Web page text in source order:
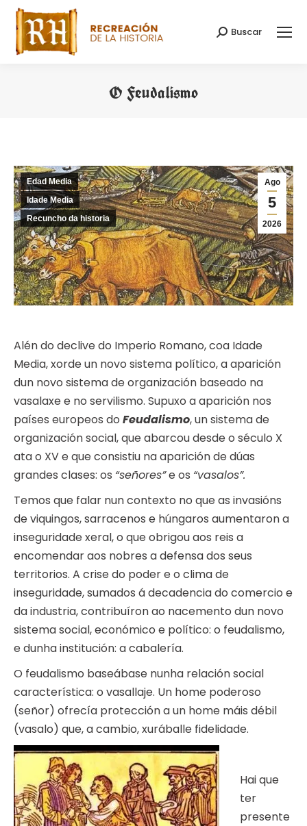
Search:
Buscar
O Feudalismo
Ago
5
2026
Edad Media
Idade Media
Recuncho da historia
Alén do declive do Imperio Romano, coa Idade
Media, xorde un novo sistema político, a aparición
dun novo sistema de organización baseado na
vasalaxe e no servilismo. Supuxo a aparición nos
países europeos do Feudalismo, un sistema de
organización social, que abarcou desde o século X
ata o XV e que consistiu na aparición de dúas
grandes clases: os “señores”e os “vasalos”.
Temos que falar nun contexto no que as invasións
de viquingos, sarracenos e húngaros aumentaron a
inseguridade xeral, o que obrigou aos reis a
encomendar aos nobres a defensa dos seus
territorios. A crise do poder e o clima de
inseguridade, sumados á decadencia do comercio e
da industria, contribuíron ao nacemento dun novo
sistema social, económico e político: o feudalismo,
e dunha institución: a cabalería.
O feudalismo baseábase nunha relación social
característica: o vasallaje. Un home poderoso
(señor) ofrecía protección a un home máis débil
(vasalo) que, a cambio, xuráballe fidelidade.
Hai que
ter
presente